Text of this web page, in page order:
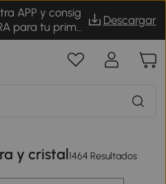
APP y consig
para tu prime
Descargar
y cristal1464 Resultados